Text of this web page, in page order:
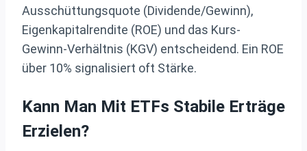
Ausschüttungsquote (Dividende/Gewinn),
Eigenkapitalrendite (ROE) und das Kurs-
Gewinn-Verhältnis (KGV) entscheidend. Ein ROE
über 10% signalisiert oft Stärke.
Kann Man Mit ETFs Stabile Erträge
Erzielen?